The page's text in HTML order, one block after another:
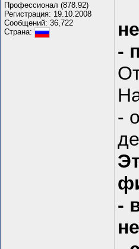
Профессионал (878.92)
Регистрация: 19.10.2008
Сообщений: 36,722
Страна:
-
-
-